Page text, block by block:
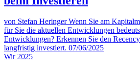
von Stefan Heringer Wenn Sie am
für Sie die aktuellen Entwicklungen
Entwicklungen? Erkennen Sie den
langfristig investiert. 07/06/2025
Wir 2025